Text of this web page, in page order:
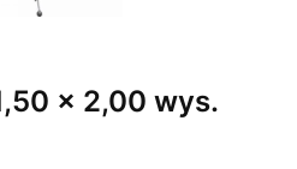
x 2,00 wys.